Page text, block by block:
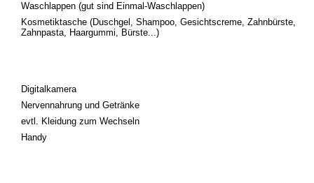
Waschlappen (gut sind Einmal-Waschlappen)
Kosmetiktasche (Duschgel, Shampoo, Gesichtscreme, Zahnbürste,
Zahnpasta, Haargummi, Bürste...)
Digitalkamera
Nervennahrung und Getränke
evtl. Kleidung zum Wechseln
Handy